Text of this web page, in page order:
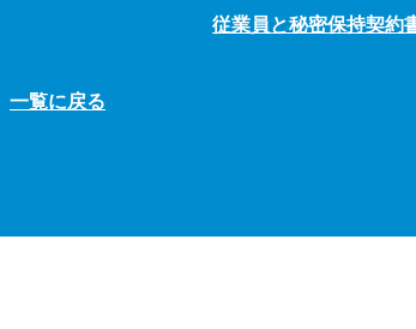
従業員と秘密保持契約
一覧に戻る